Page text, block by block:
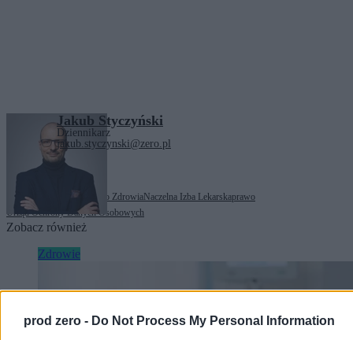
prod zero - Do Not Process My Personal Information
Jakub Styczyński
Dziennikarz
jakub.styczynski@zero.pl
Tagi: Ministerstwo ZdrowiaNaczelna Izba Lekarskaprawo
Urząd Ochrony Danych Osobowych
Zobacz również
Zdrowie